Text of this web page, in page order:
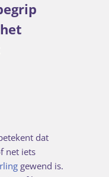
dat
net iets
gewend is.